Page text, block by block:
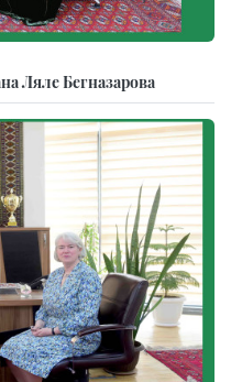
Ляле Бегназарова